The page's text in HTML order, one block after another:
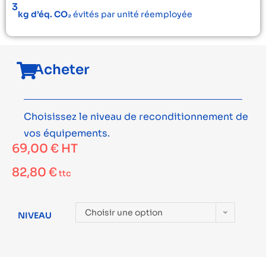
3
kg d’éq. CO₂évités par unité réemployée
Acheter
Choisissez le niveau de reconditionnement de
vos équipements.
69,00 € HT
82,80 €ttc
NIVEAU Choisir une option